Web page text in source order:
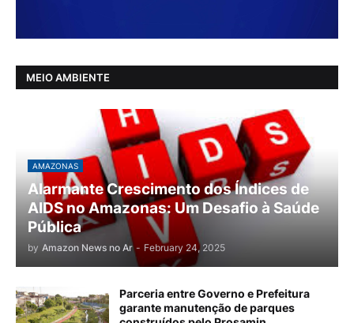
MEIO AMBIENTE
AMAZONAS
Alarmante Crescimento dos Índices de
AIDS no Amazonas: Um Desafio à Saúde
Pública
by Amazon News no Ar - February 24, 2025
Parceria entre Governo e Prefeitura
garante manutenção de parques